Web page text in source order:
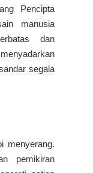
Pencipta
manusia
dan
segala
menyerang.
pemikiran